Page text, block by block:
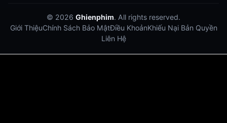
© 2026 Ghienphim. All rights reserved.
Giới ThiệuChính Sách Bảo MậtĐiều KhoảnKhiếu Nại Bản Quyền
Liên Hệ